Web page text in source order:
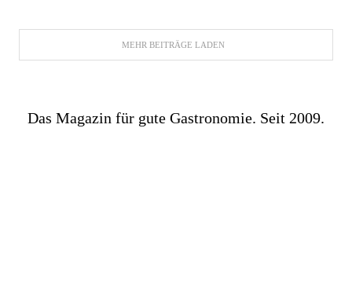
MEHR BEITRÄGE LADEN
Das Magazin für gute Gastronomie. Seit 2009.